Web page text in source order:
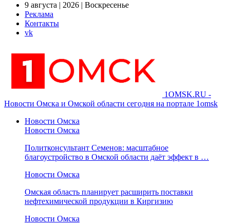
9 августа | 2026 | Воскресенье
Реклама
Контакты
vk
1OMSK.RU -
Новости Омска и Омской области сегодня на портале 1omsk
Новости Омска
Новости Омска
Политконсультант Семенов: масштабное
благоустройство в Омской области даёт эффект в …
Новости Омска
Омская область планирует расширить поставки
нефтехимической продукции в Киргизию
Новости Омска